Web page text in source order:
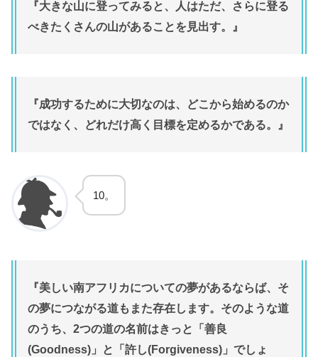
『大きな山に登ってみると、人はただ、さらに登る
べきたくさんの山があることを見出す。』
『成功するために大切なのは、どこから始めるのか
ではなく、どれだけ高く目標を定めるかである。』
10。
『美しい南アフリカについての夢があるならば、そ
の夢につながる道もまた存在します。そのような道
のうち、2つの道の名前はきっと「善良
(Goodness)」と「許し(Forgiveness)」でしょ